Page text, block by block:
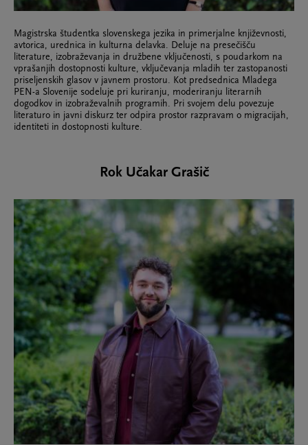
Magistrska študentka slovenskega jezika in primerjalne književnosti,
avtorica, urednica in kulturna delavka. Deluje na presečišču
literature, izobraževanja in družbene vključenosti, s poudarkom na
vprašanjih dostopnosti kulture, vključevanja mladih ter zastopanosti
priseljenskih glasov v javnem prostoru. Kot predsednica Mladega
PEN-a Slovenije sodeluje pri kuriranju, moderiranju literarnih
dogodkov in izobraževalnih programih. Pri svojem delu povezuje
literaturo in javni diskurz ter odpira prostor razpravam o migracijah,
identiteti in dostopnosti kulture.
Rok Učakar Grašič